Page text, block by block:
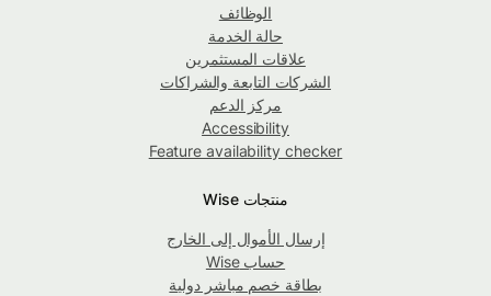
الوظائف
حالة الخدمة
علاقات المستثمرين
الشركات التابعة والشراكات
مركز الدعم
Accessibility
Feature availability checker
منتجات Wise
إرسال الأموال إلى الخارج
حساب Wise
بطاقة خصم مباشر دولية